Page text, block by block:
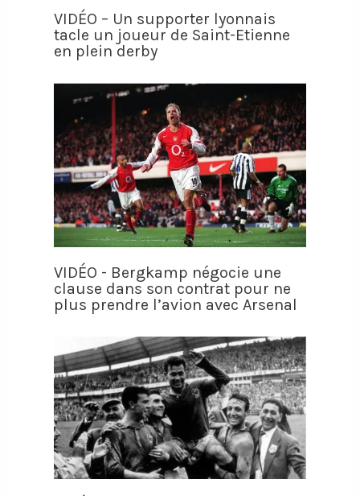
VIDÉO – Un supporter lyonnais
tacle un joueur de Saint-Etienne
en plein derby
VIDÉO - Bergkamp négocie une
clause dans son contrat pour ne
plus prendre l’avion avec Arsenal